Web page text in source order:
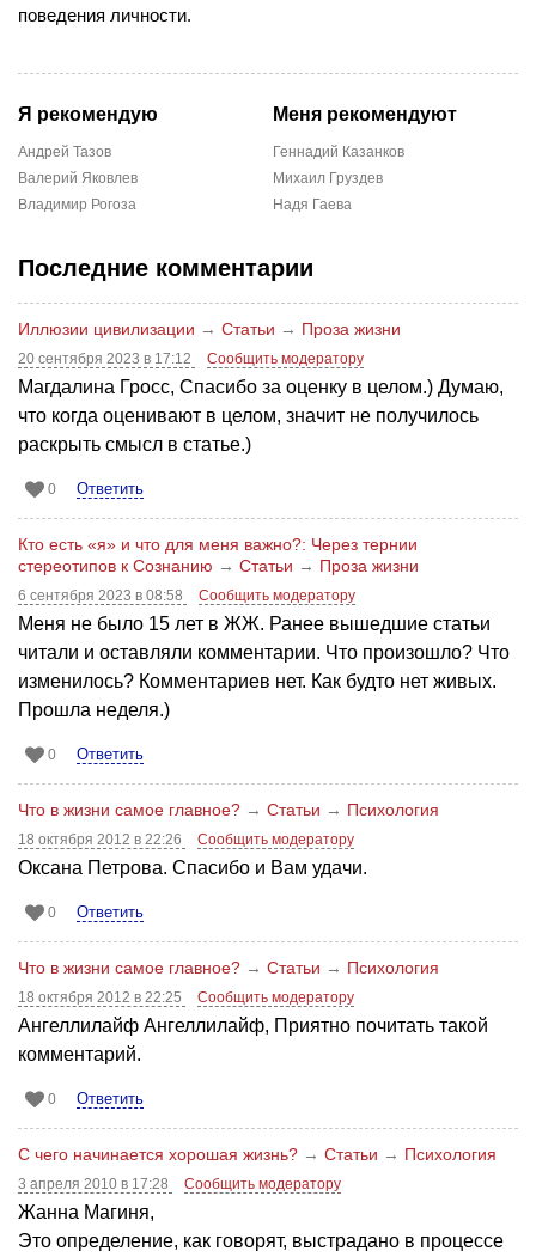
поведения личности.
Я рекомендую
Андрей Тазов
Валерий Яковлев
Владимир Рогоза
Меня рекомендуют
Геннадий Казанков
Михаил Груздев
Надя Гаева
Последние комментарии
Иллюзии цивилизации → Статьи → Проза жизни
20 сентября 2023 в 17:12 Сообщить модератору
Магдалина Гросс, Спасибо за оценку в целом.) Думаю,
что когда оценивают в целом, значит не получилось
раскрыть смысл в статье.)
0 Ответить
Кто есть «я» и что для меня важно?: Через тернии
стереотипов к Сознанию → Статьи → Проза жизни
6 сентября 2023 в 08:58 Сообщить модератору
Меня не было 15 лет в ЖЖ. Ранее вышедшие статьи
читали и оставляли комментарии. Что произошло? Что
изменилось? Комментариев нет. Как будто нет живых.
Прошла неделя.)
0 Ответить
Что в жизни самое главное? → Статьи → Психология
18 октября 2012 в 22:26 Сообщить модератору
Оксана Петрова. Спасибо и Вам удачи.
0 Ответить
Что в жизни самое главное? → Статьи → Психология
18 октября 2012 в 22:25 Сообщить модератору
Ангеллилайф Ангеллилайф, Приятно почитать такой
комментарий.
0 Ответить
С чего начинается хорошая жизнь? → Статьи → Психология
3 апреля 2010 в 17:28 Сообщить модератору
Жанна Магиня,
Это определение, как говорят, выстрадано в процессе